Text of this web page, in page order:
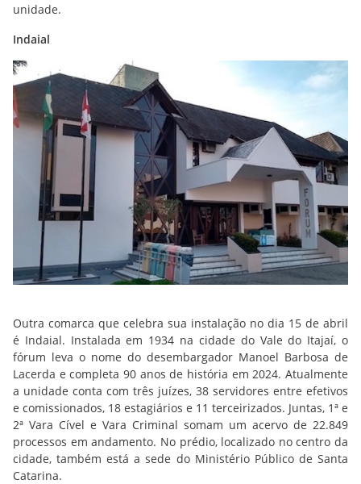
unidade.
Indaial
Outra comarca que celebra sua instalação no dia 15 de abril
é Indaial. Instalada em 1934 na cidade do Vale do Itajaí, o
fórum leva o nome do desembargador Manoel Barbosa de
Lacerda e completa 90 anos de história em 2024. Atualmente
a unidade conta com três juízes, 38 servidores entre efetivos
e comissionados, 18 estagiários e 11 terceirizados. Juntas, 1ª e
2ª Vara Cível e Vara Criminal somam um acervo de 22.849
processos em andamento. No prédio, localizado no centro da
cidade, também está a sede do Ministério Público de Santa
Catarina.